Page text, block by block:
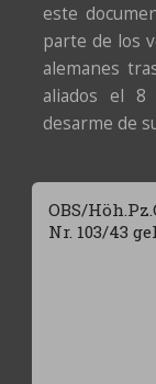
este
parte de los
alemanes
aliados el 8
desarme de
OBS/
Nr. 103/43